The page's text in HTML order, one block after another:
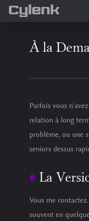
À la
Parfois vous
relation à long
problème, ou une
seniors dessus
La
Vous me
souvent en